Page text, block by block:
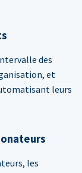
des
et
leurs
les